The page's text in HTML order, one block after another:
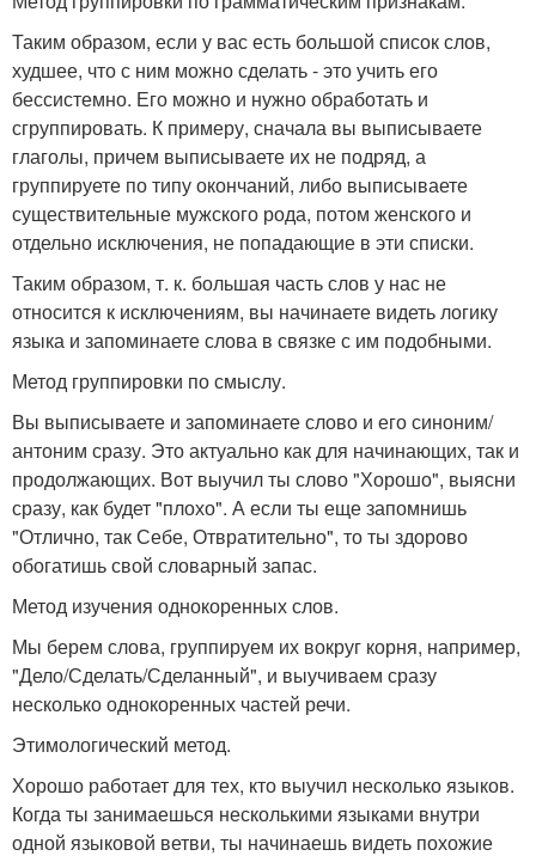
Таким образом, если у вас есть большой список слов,
худшее, что с ним можно сделать - это учить его
бессистемно. Его можно и нужно обработать и
сгруппировать. К примеру, сначала вы выписываете
глаголы, причем выписываете их не подряд, а
группируете по типу окончаний, либо выписываете
существительные мужского рода, потом женского и
отдельно исключения, не попадающие в эти списки.
Таким образом, т. к. большая часть слов у нас не
относится к исключениям, вы начинаете видеть логику
языка и запоминаете слова в связке с им подобными.
Метод группировки по смыслу.
Вы выписываете и запоминаете слово и его синоним/
антоним сразу. Это актуально как для начинающих, так и
продолжающих. Вот выучил ты слово "Хорошо", выясни
сразу, как будет "плохо". А если ты еще запомнишь
"Отлично, так Себе, Отвратительно", то ты здорово
обогатишь свой словарный запас.
Метод изучения однокоренных слов.
Мы берем слова, группируем их вокруг корня, например,
"Дело/Сделать/Сделанный", и выучиваем сразу
несколько однокоренных частей речи.
Этимологический метод.
Хорошо работает для тех, кто выучил несколько языков.
Когда ты занимаешься несколькими языками внутри
одной языковой ветви, ты начинаешь видеть похожие